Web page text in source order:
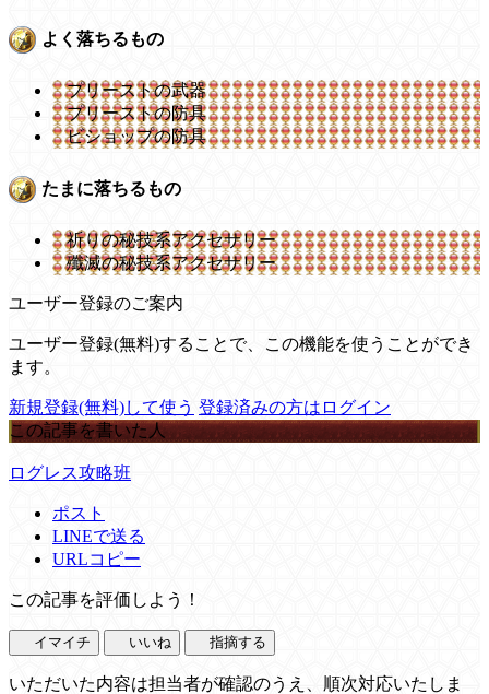
よく落ちるもの
プリーストの武器
プリーストの防具
ビショップの防具
たまに落ちるもの
祈りの秘技系アクセサリー
殲滅の秘技系アクセサリー
ユーザー登録のご案内
ユーザー登録(無料)することで、この機能を使うことができ
ます。
新規登録(無料)して使う 登録済みの方はログイン
この記事を書いた人
ログレス攻略班
ポスト
LINEで送る
URLコピー
この記事を評価しよう！
イマイチ いいね 指摘する
いただいた内容は担当者が確認のうえ、順次対応いたしま